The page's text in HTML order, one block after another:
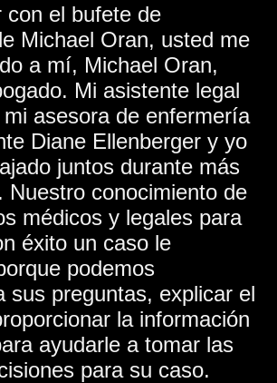
con el bufete de
Michael Oran, usted me
a mí, Michael Oran,
Mi asistente legal
asesora de enfermería
Diane Ellenberger y yo
juntos durante más
Nuestro conocimiento de
médicos y legales para
éxito un caso le
podemos
sus preguntas, explicar el
la información
ayudarle a tomar las
para su caso.